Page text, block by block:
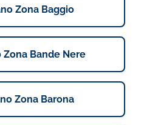
Zona Baggio
Bande Nere
Zona Barona